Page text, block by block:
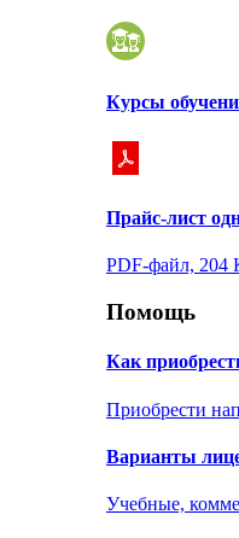
Курсы
Прайс-лист
PDF-файл, 204
Помощь
Как
Приобрести
Варианты
Учебные,